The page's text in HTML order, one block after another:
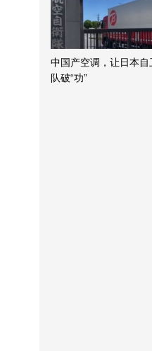
中国产空调，让日本自
队破“功”